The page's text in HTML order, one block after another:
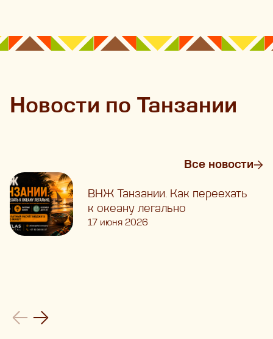
Новости по Танзании
Все новости
ВНЖ Танзании. Как переехать
к океану легально
17 июня 2026